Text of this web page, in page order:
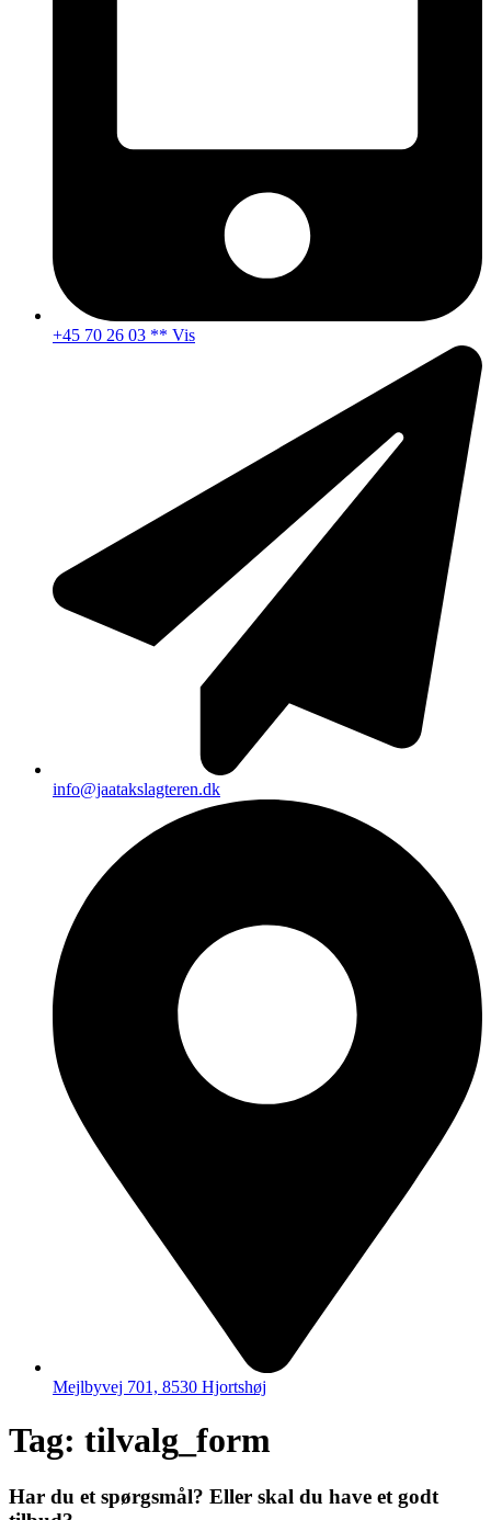
+45 70 26 03 ** Vis
info@jaatakslagteren.dk
Mejlbyvej 701, 8530 Hjortshøj
Tag: tilvalg_form
Har du et spørgsmål? Eller skal du have et godt